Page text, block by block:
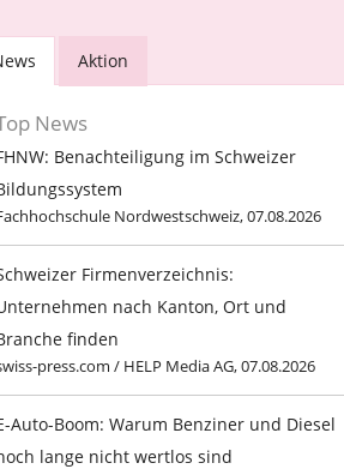
Aktion
News
Benachteiligung im Schweizer
Nordwestschweiz, 07.08.2026
Firmenverzeichnis:
nach Kanton, Ort und
finden
press.com / HELP Media AG, 07.08.2026
Auto-Boom: Warum Benziner und Diesel
lange nicht wertlos sind